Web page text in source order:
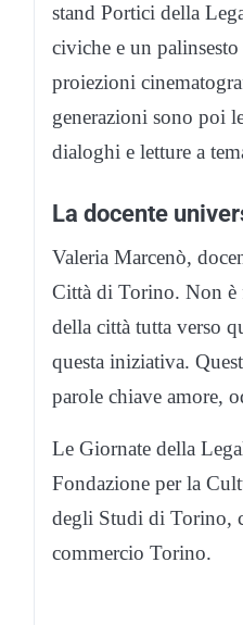
stand Portici della
civiche e un
proiezioni
generazioni sono poi
dialoghi e letture a
La docente
Valeria Marcenò,
Città di Torino. Non è
della città tutta verso
questa iniziativa.
parole chiave amore,
Le Giornate della
Fondazione per la
degli Studi di Torino,
commercio Torino.